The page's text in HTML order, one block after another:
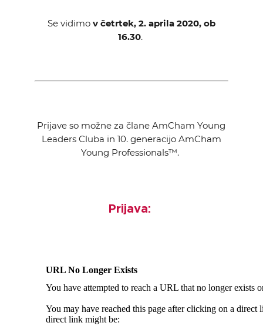
Se vidimov četrtek, 2. aprila 2020, ob
16.30.
Prijave so možne za člane AmCham Young
Leaders Cluba in 10. generacijo AmCham
Young Professionals™.
Prijava: